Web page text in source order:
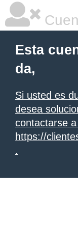
Esta
da,
Si usted es
desea
contactarse
https://
.